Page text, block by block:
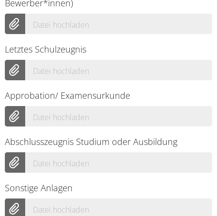
Bewerber*innen)
Datei hochladen
Letztes Schulzeugnis
Datei hochladen
Approbation/ Examensurkunde
Datei hochladen
Abschlusszeugnis Studium oder Ausbildung
Datei hochladen
Sonstige Anlagen
Datei hochladen